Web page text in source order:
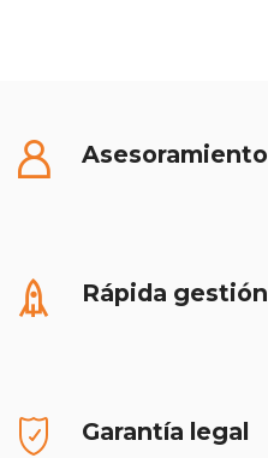
Asesoramiento
Rápida gestión
Garantía legal